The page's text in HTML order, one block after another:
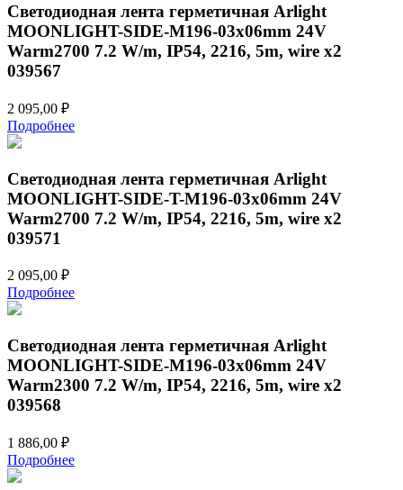
Светодиодная лента герметичная Arlight
MOONLIGHT-SIDE-M196-03x06mm 24V
Warm2700 7.2 W/m, IP54, 2216, 5m, wire x2
039567
2 095,00 ₽
Подробнее
Светодиодная лента герметичная Arlight
MOONLIGHT-SIDE-T-M196-03x06mm 24V
Warm2700 7.2 W/m, IP54, 2216, 5m, wire x2
039571
2 095,00 ₽
Подробнее
Светодиодная лента герметичная Arlight
MOONLIGHT-SIDE-M196-03x06mm 24V
Warm2300 7.2 W/m, IP54, 2216, 5m, wire x2
039568
1 886,00 ₽
Подробнее